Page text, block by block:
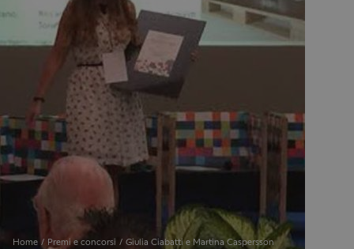
Home Premi e concorsi Giulia Ciabatti e Martina Caspersson